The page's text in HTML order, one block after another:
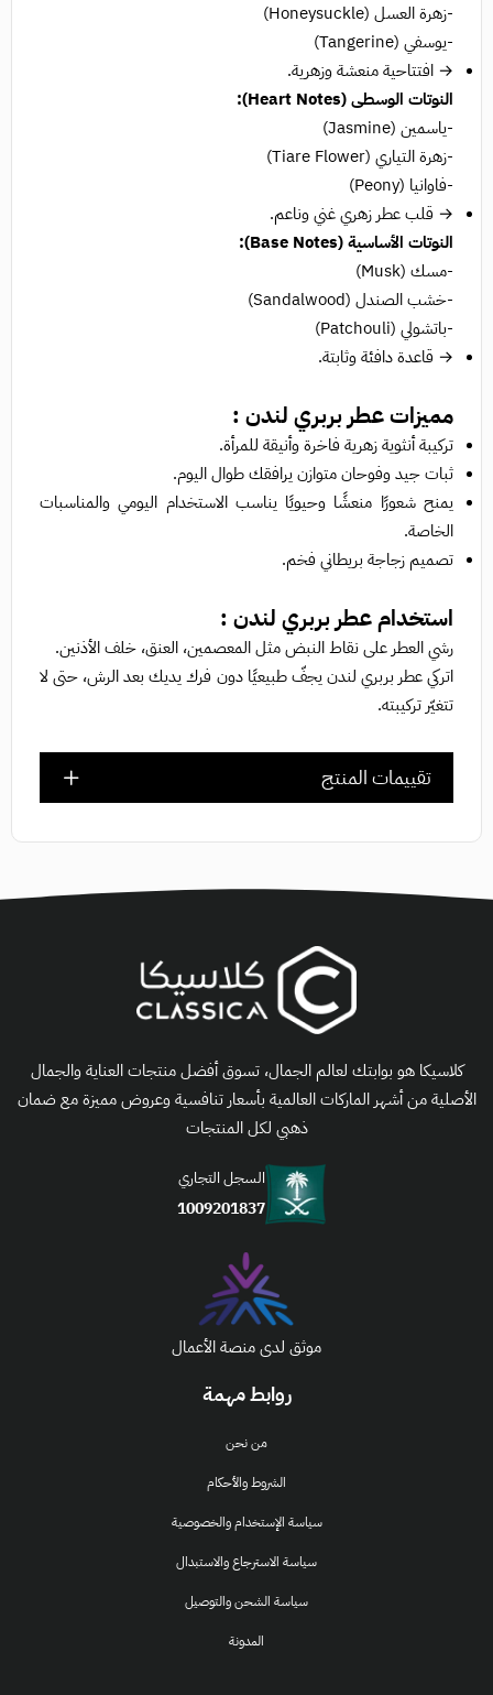
-زهرة العسل (Honeysuckle)
-يوسفي (Tangerine)
→ افتتاحية منعشة وزهرية.
النوتات الوسطى (Heart Notes):
-ياسمين (Jasmine)
-زهرة التياري (Tiare Flower)
-فاوانيا (Peony)
→ قلب عطر زهري غني وناعم.
النوتات الأساسية (Base Notes):
-مسك (Musk)
-خشب الصندل (Sandalwood)
-باتشولي (Patchouli)
→ قاعدة دافئة وثابتة.
مميزات عطر بربري لندن :
تركيبة أنثوية زهرية فاخرة وأنيقة للمرأة.
ثبات جيد وفوحان متوازن يرافقك طوال اليوم.
يمنح شعورًا منعشًا وحيويًا يناسب الاستخدام اليومي والمناسبات
الخاصة.
تصميم زجاجة بريطاني فخم.
استخدام عطر بربري لندن :
رشي العطر على نقاط النبض مثل المعصمين، العنق، خلف الأذنين.
اتركي عطر بربري لندن يجفّ طبيعيًا دون فرك يديك بعد الرش، حتى لا
تتغيّر تركيبته.
تقييمات المنتج
روابط مهمة
من نحن
الشروط والأحكام
سياسة الإستخدام والخصوصية
سياسة الاسترجاع والاستبدال
سياسة الشحن والتوصيل
المدونة
كلاسيكا هو بوابتك لعالم الجمال، تسوق أفضل منتجات العناية والجمال
الأصلية من أشهر الماركات العالمية بأسعار تنافسية وعروض مميزة مع ضمان
ذهبي لكل المنتجات
السجل التجاري
1009201837
موثق لدى منصة الأعمال